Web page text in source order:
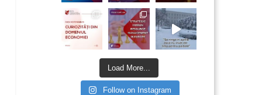
Load More...
Follow on Instagram